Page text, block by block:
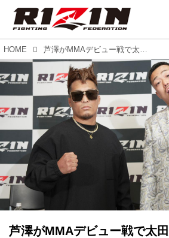
HOME 芦澤がMMAデビュー戦で太田忍と対戦！安保vs.木村ミノル、スダリオvs.上田の3カード発表！RIZIN.45 追加対戦カード発表記者会見
芦澤がMMAデビュー戦で太